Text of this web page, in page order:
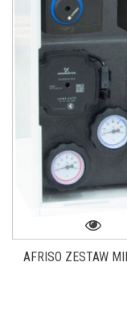
AFRISO ZESTAW